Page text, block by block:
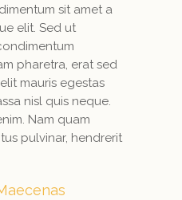
sit amet a
elit. Sed ut
pharetra, erat sed
mauris egestas
nisl quis neque.
Nam quam
pulvinar, hendrerit